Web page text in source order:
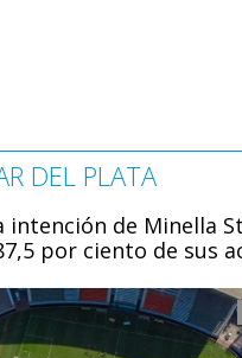
DEL PLATA
intención de Minella
por ciento de sus